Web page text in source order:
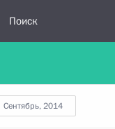
Поиск
сентябрь, 2014